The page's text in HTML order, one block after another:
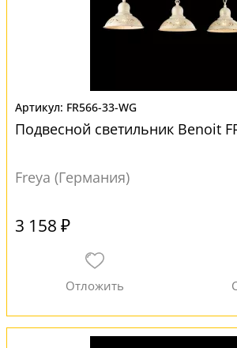
FR566-33-WG
Подвесной светильник Benoit
Freya (Германия)
3 158 ₽